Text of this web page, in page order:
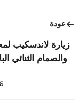
عودة
زيارة لاندسكيب
والصمام الثنائي